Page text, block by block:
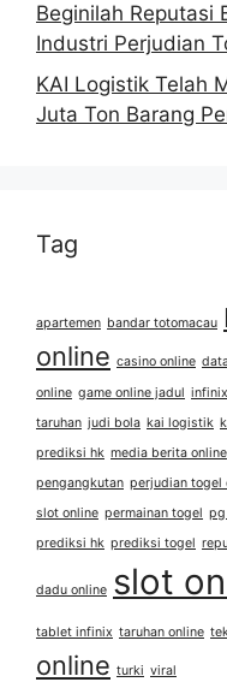
Beginilah Reputasi
Industri Perjudian
KAI Logistik Telah
Juta Ton Barang
Tag
apartemen bandar totomacau
online casino online
online game online jadul infinix
taruhan judi bola kai logistik
prediksi hk media berita online
pengangkutan perjudian togel
slot online permainan togel
prediksi hk prediksi togel
dadu online slot
tablet infinix taruhan online
online turki viral